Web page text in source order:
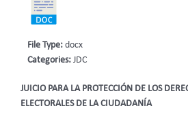
JUICIO PARA LA PROTECCIÓN DE LOS
ELECTORALES DE LA CIUDADANÍA
File Type: docx
Categories: JDC